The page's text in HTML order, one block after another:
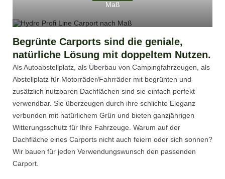
Maß
Begrünte Carports sind die geniale,
natürliche Lösung mit doppeltem Nutzen.
Als Autoabstellplatz, als Überbau von Campingfahrzeugen, als
Abstellplatz für Motorräder/Fahrräder mit begrünten und
zusätzlich nutzbaren Dachflächen sind sie einfach perfekt
verwendbar. Sie überzeugen durch ihre schlichte Eleganz
verbunden mit natürlichem Grün und bieten ganzjährigen
Witterungsschutz für Ihre Fahrzeuge. Warum auf der
Dachfläche eines Carports nicht auch feiern oder sich sonnen?
Wir bauen für jeden Verwendungswunsch den passenden
Carport.